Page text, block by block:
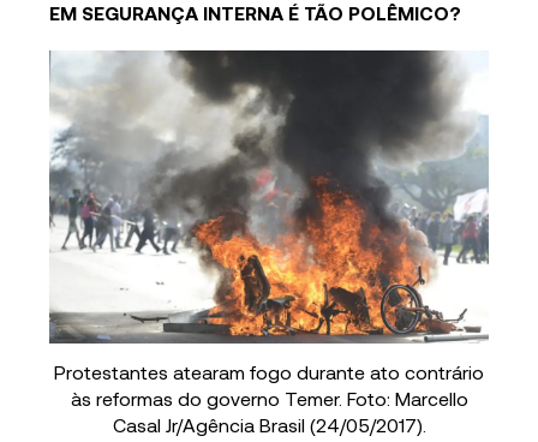
EM SEGURANÇA INTERNA É TÃO POLÊMICO?
Protestantes atearam fogo durante ato contrário
às reformas do governo Temer. Foto: Marcello
Casal Jr/Agência Brasil (24/05/2017).